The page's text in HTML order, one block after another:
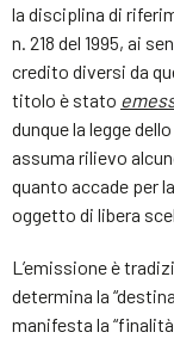
la disciplina di
n. 218 del 1995, ai
credito diversi da
titolo è stato
dunque la legge
assuma rilievo
quanto accade per la
oggetto di libera
L’emissione è
determina la
manifesta la